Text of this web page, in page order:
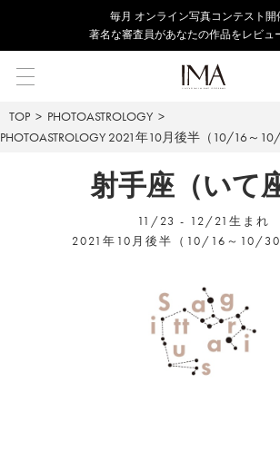
毎⽉ オンライン写真コンテスト開
著名な審査員があなたの作品をレビュ
TOP
PHOTOASTROLOGY
PHOTOASTROLOGY 2021年10月後半（10/16～
射手座（いて
11/23 - 12/21生まれ
2021年10月後半（10/16～10/